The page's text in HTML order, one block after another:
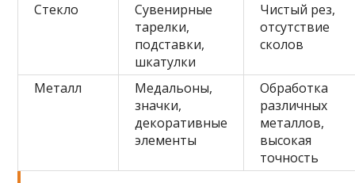
Стекло
Сувенирные
тарелки,
подставки,
шкатулки
Чистый рез,
отсутствие
сколов
Металл
Медальоны,
значки,
декоративные
элементы
Обработка
различных
металлов,
высокая
точность